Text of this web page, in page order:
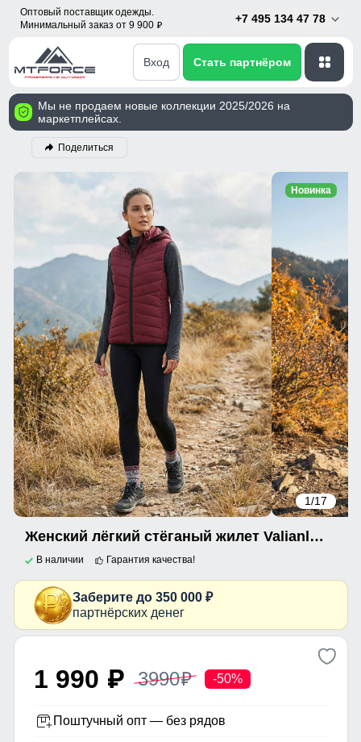
Оптовый поставщик одежды.
Минимальный заказ от 9 900 p
+7 495 134 47 78
Вход Стать партнёром
Мы не продаем новые коллекции 2025/2026 на
маркетплейсах.
Поделиться
1/17
Новинка
Женский лёгкий стёганый жилет Valianly с капюшоном бордового цвета 9636_2Bo
В наличии Гарантия качества!
Заберите до 350 000 ₽
партнёрских денег
1 990 p 3990p -50%
Поштучный опт — без рядов